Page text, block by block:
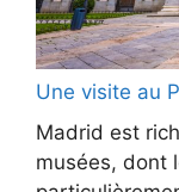
Une visite au
Madrid est
musées, dont